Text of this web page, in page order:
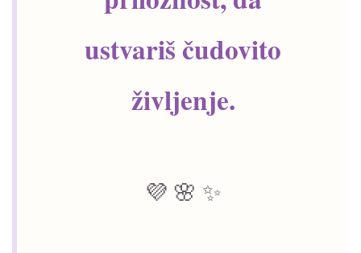
ustvariš čudovito
življenje.
💜 🌸 ✨